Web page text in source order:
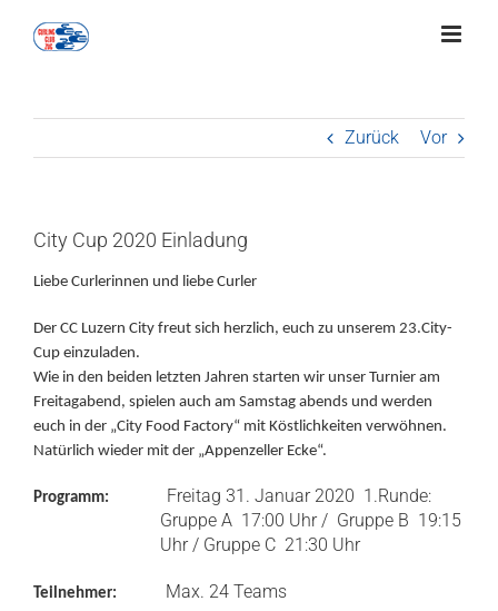
Inhalt
Zurück Vor
City Cup 2020 Einladung
Liebe Curlerinnen und liebe Curler
Der CC Luzern City freut sich herzlich, euch zu unserem 23.City-
Cup einzuladen.
Wie in den beiden letzten Jahren starten wir unser Turnier am
Freitagabend, spielen auch am Samstag abends und werden
euch in der „City Food Factory“ mit Köstlichkeiten verwöhnen.
Natürlich wieder mit der „Appenzeller Ecke“.
Programm:
Freitag 31. Januar 2020 1.Runde:
Gruppe A 17:00 Uhr / Gruppe B 19:15
Uhr / Gruppe C 21:30 Uhr
Teilnehmer: Max. 24 Teams